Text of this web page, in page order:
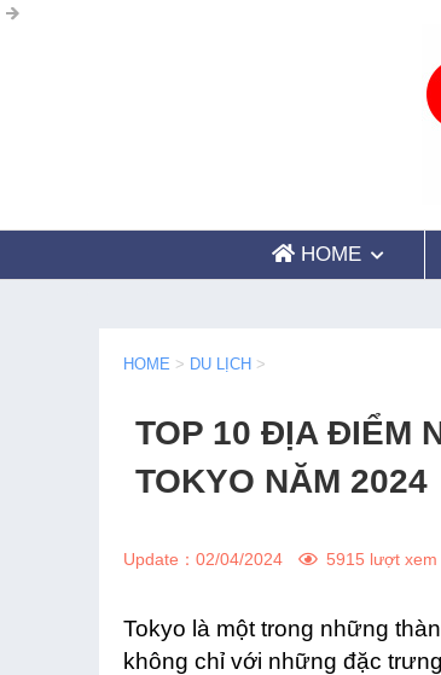
HOME
HOME > DU LỊCH >
TOP 10 ĐỊA ĐIỂM
TOKYO NĂM 2024
Update： 02/04/2024 5915 lượt xem
Tokyo là một trong những
không chỉ với những đặc